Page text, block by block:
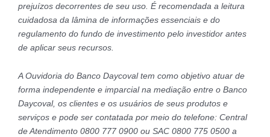
prejuízos decorrentes de seu uso. É recomendada a leitura
cuidadosa da lâmina de informações essenciais e do
regulamento do fundo de investimento pelo investidor antes
de aplicar seus recursos.
A Ouvidoria do Banco Daycoval tem como objetivo atuar de
forma independente e imparcial na mediação entre o Banco
Daycoval, os clientes e os usuários de seus produtos e
serviços e pode ser contatada por meio do telefone: Central
de Atendimento 0800 777 0900 ou SAC 0800 775 0500 a